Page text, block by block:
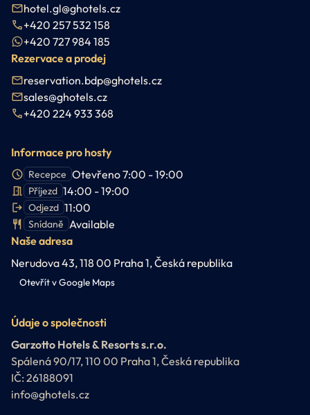
hotel.gl@ghotels.cz
+420 257 532 158
+420 727 984 185
Rezervace a prodej
reservation.bdp@ghotels.cz
sales@ghotels.cz
+420 224 933 368
Informace pro hosty
Recepce Otevřeno 7:00 - 19:00
Příjezd 14:00 - 19:00
Odjezd 11:00
Snídaně Available
Naše adresa
Nerudova 43, 118 00 Praha 1, Česká republika
Otevřít v Google Maps
Údaje o společnosti
Garzotto Hotels & Resorts s.r.o.
Spálená 90/17, 110 00 Praha 1, Česká republika
IČ: 26188091
info@ghotels.cz